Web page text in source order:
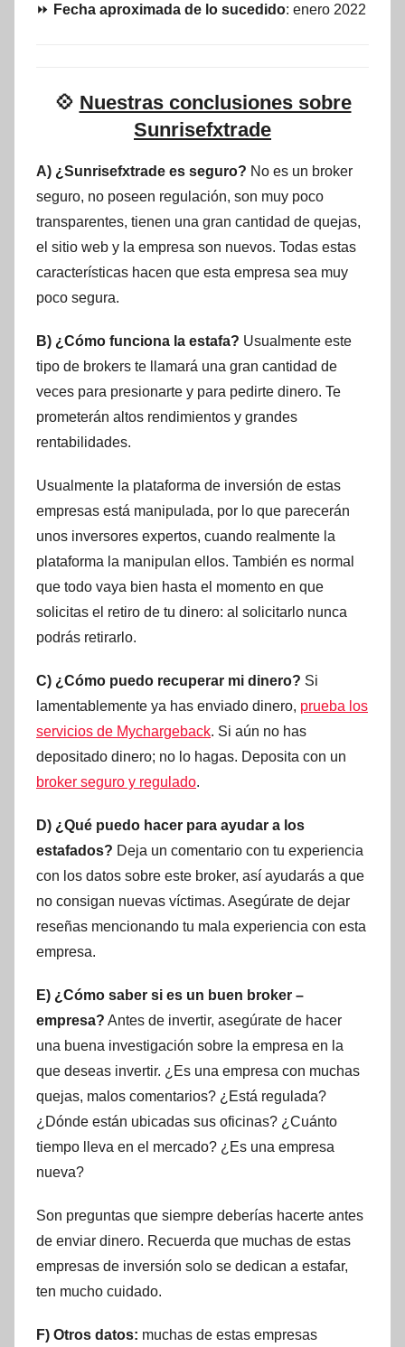
⏩ Fecha aproximada de lo sucedido: enero 2022
💠 Nuestras conclusiones sobre
Sunrisefxtrade
A) ¿Sunrisefxtrade es seguro? No es un broker
seguro, no poseen regulación, son muy poco
transparentes, tienen una gran cantidad de quejas,
el sitio web y la empresa son nuevos. Todas estas
características hacen que esta empresa sea muy
poco segura.
B) ¿Cómo funciona la estafa? Usualmente este
tipo de brokers te llamará una gran cantidad de
veces para presionarte y para pedirte dinero. Te
prometerán altos rendimientos y grandes
rentabilidades.
Usualmente la plataforma de inversión de estas
empresas está manipulada, por lo que parecerán
unos inversores expertos, cuando realmente la
plataforma la manipulan ellos. También es normal
que todo vaya bien hasta el momento en que
solicitas el retiro de tu dinero: al solicitarlo nunca
podrás retirarlo.
C) ¿Cómo puedo recuperar mi dinero? Si
lamentablemente ya has enviado dinero, prueba los
servicios de Mychargeback. Si aún no has
depositado dinero; no lo hagas. Deposita con un
broker seguro y regulado.
D) ¿Qué puedo hacer para ayudar a los
estafados? Deja un comentario con tu experiencia
con los datos sobre este broker, así ayudarás a que
no consigan nuevas víctimas. Asegúrate de dejar
reseñas mencionando tu mala experiencia con esta
empresa.
E) ¿Cómo saber si es un buen broker –
empresa? Antes de invertir, asegúrate de hacer
una buena investigación sobre la empresa en la
que deseas invertir. ¿Es una empresa con muchas
quejas, malos comentarios? ¿Está regulada?
¿Dónde están ubicadas sus oficinas? ¿Cuánto
tiempo lleva en el mercado? ¿Es una empresa
nueva?
Son preguntas que siempre deberías hacerte antes
de enviar dinero. Recuerda que muchas de estas
empresas de inversión solo se dedican a estafar,
ten mucho cuidado.
F) Otros datos: muchas de estas empresas